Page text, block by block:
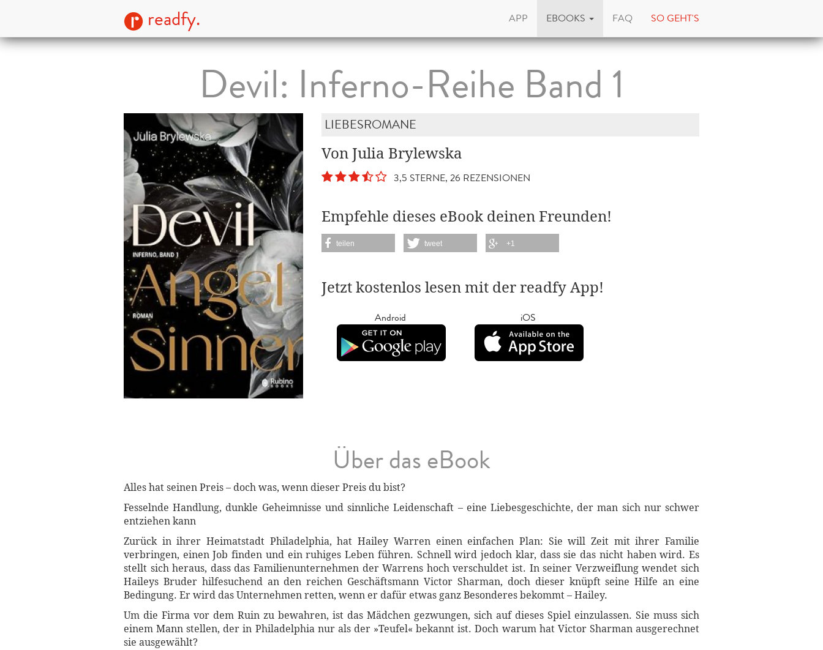
readfy. APP EBOOKS FAQ SO GEHT'S
Devil: Inferno-Reihe Band 1
LIEBESROMANE
Von Julia Brylewska
3,5 STERNE, 26 REZENSIONEN
Empfehle dieses eBook deinen Freunden!
teilen tweet +1
Jetzt kostenlos lesen mit der readfy App!
Android iOS
Über das eBook
Alles hat seinen Preis – doch was, wenn dieser Preis du bist?
Fesselnde Handlung, dunkle Geheimnisse und sinnliche Leidenschaft – eine Liebesgeschichte, der man sich nur schwer
entziehen kann
Zurück in ihrer Heimatstadt Philadelphia, hat Hailey Warren einen einfachen Plan: Sie will Zeit mit ihrer Familie
verbringen, einen Job finden und ein ruhiges Leben führen. Schnell wird jedoch klar, dass sie das nicht haben wird. Es
stellt sich heraus, dass das Familienunternehmen der Warrens hoch verschuldet ist. In seiner Verzweiflung wendet sich
Haileys Bruder hilfesuchend an den reichen Geschäftsmann Victor Sharman, doch dieser knüpft seine Hilfe an eine
Bedingung. Er wird das Unternehmen retten, wenn er dafür etwas ganz Besonderes bekommt – Hailey.
Um die Firma vor dem Ruin zu bewahren, ist das Mädchen gezwungen, sich auf dieses Spiel einzulassen. Sie muss sich
einem Mann stellen, der in Philadelphia nur als der »Teufel« bekannt ist. Doch warum hat Victor Sharman ausgerechnet
sie ausgewählt?